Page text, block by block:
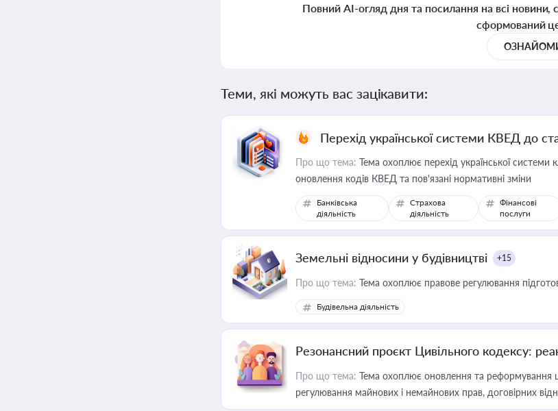
Повний AI-огляд дня та посилання на всі новини,
сформований
Теми, які можуть вас зацікавити:
Перехід української системи КВЕД до
Про що тема: Тема охоплює перехід української системи
оновлення кодів КВЕД та пов'язані нормативні зміни
Банківська
діяльність
Страхова
діяльність
Фінансові
послуги
Земельні відносини у будівництві +15
Про що тема: Тема охоплює правове регулювання
Будівельна діяльність
Резонансний проєкт Цивільного кодексу:
Про що тема: Тема охоплює оновлення та реформування
регулювання майнових і немайнових прав, договірних